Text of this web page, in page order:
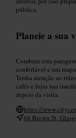
pública.
Planeie a sua
Combine esta
confortável e um
Tenha atenção ao
cafés e lojas nas
depois da visita.
https://
68 Brown St,